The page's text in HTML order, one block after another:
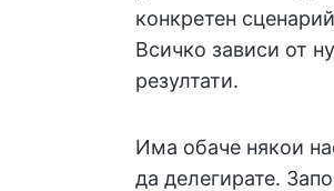
конкретен
Всичко зависи от
резултати.
Има обаче някои
да делегирате.